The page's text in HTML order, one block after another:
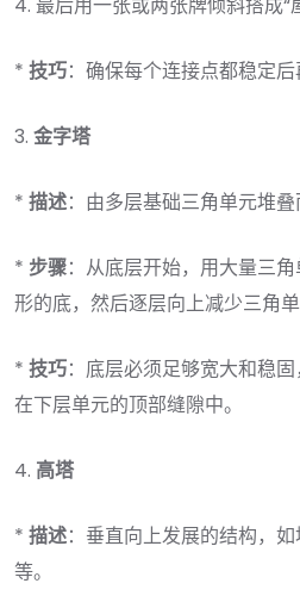
4. 最后用一张或两张牌倾斜搭成“
* 技巧：确保每个连接点都稳定后
3. 金字塔
* 描述：由多层基础三角单元堆叠
* 步骤：从底层开始，用大量三
形的底，然后逐层向上减少三角单
* 技巧：底层必须足够宽大和稳
在下层单元的顶部缝隙中。
4. 高塔
* 描述：垂直向上发展的结构，
等。